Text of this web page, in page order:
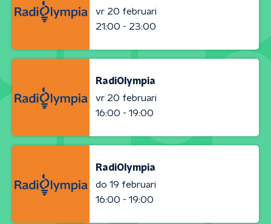
vr 20 februari
21:00 - 23:00
RadiOlympia
vr 20 februari
16:00 - 19:00
RadiOlympia
do 19 februari
16:00 - 19:00